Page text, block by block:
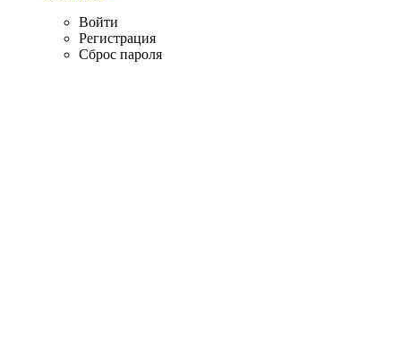
Войти
Регистрация
Сброс пароля